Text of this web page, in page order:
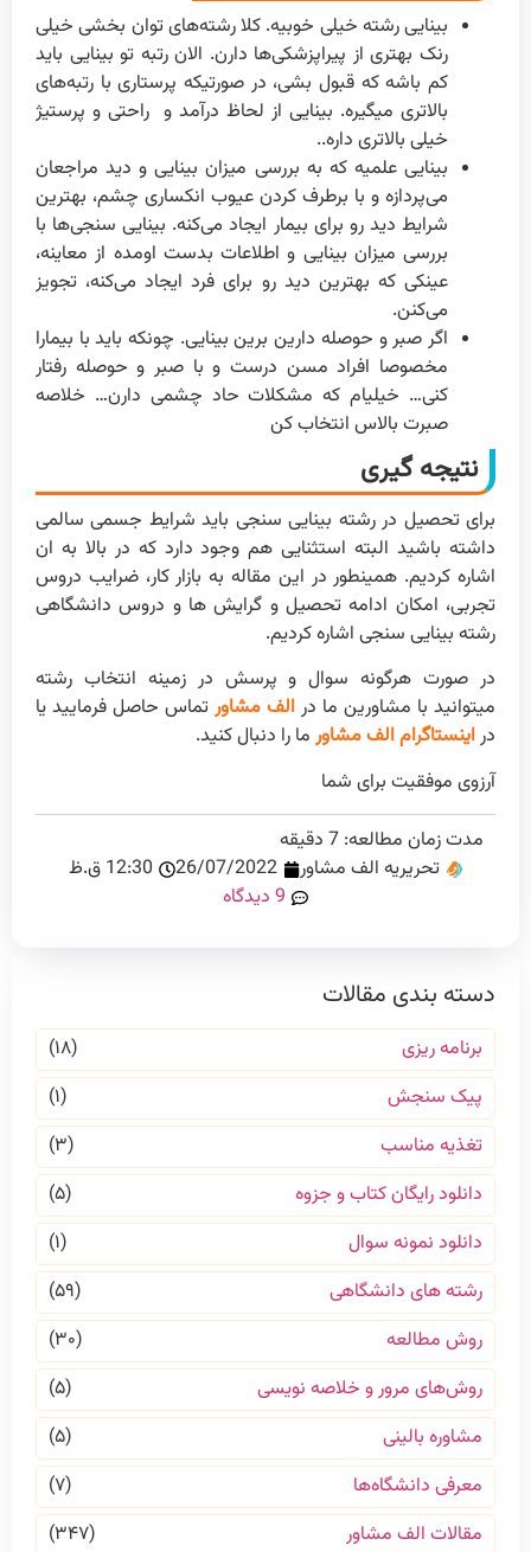
بینایی رشته خیلی خوبیه. کلا رشته‌های توان بخشی خیلی
رنک بهتری از پیراپزشکی‌ها دارن. الان رتبه تو بینایی باید
کم باشه که قبول بشی، در صورتیکه پرستاری با رتبه‌های
بالاتری میگیره. بینایی از لحاظ درآمد و راحتی و پرستیژ
خیلی بالاتری داره..
بینایی علمیه که به بررسی میزان بینایی و دید مراجعان
می‌پردازه و با برطرف کردن عیوب انکساری چشم، بهترین
شرایط دید رو برای بیمار ایجاد می‌کنه. بینایی سنجی‌ها با
بررسی میزان بینایی و اطلاعات بدست اومده از معاینه،
عینکی که بهترین دید رو برای فرد ایجاد می‌کنه، تجویز
می‌کنن.
اگر صبر و حوصله دارین برین بینایی. چونکه باید با بیمارا
مخصوصا افراد مسن درست و با صبر و حوصله رفتار
کنی… خیلیام که مشکلات حاد چشمی دارن… خلاصه
صبرت بالاس انتخاب کن
نتیجه گیری
برای تحصیل در رشته بینایی سنجی باید شرایط جسمی سالمی
داشته باشید البته استثنایی هم وجود دارد که در بالا به ان
اشاره کردیم. همینطور در این مقاله به بازار کار، ضرایب دروس
تجربی، امکان ادامه تحصیل و گرایش ها و دروس دانشگاهی
رشته بینایی سنجی اشاره کردیم.
در صورت هرگونه سوال و پرسش در زمینه انتخاب رشته
میتوانید با مشاورین ما در الف مشاور تماس حاصل فرمایید یا
دراینستاگرام الف مشاور ما را دنبال کنید.
آرزوی موفقیت برای شما
مدت زمان مطالعه: 7 دقیقه
تحریریه الف مشاور
26/07/2022
12:30 ق.ظ
9 دیدگاه
دسته بندی مقالات
برنامه ریزی
(۱۸)
پیک سنجش
(۱)
تغذیه مناسب
(۳)
دانلود رایگان کتاب و جزوه
(۵)
دانلود نمونه سوال
(۱)
رشته های دانشگاهی
(۵۹)
روش مطالعه
(۳۰)
روش‌های مرور و خلاصه نویسی
(۵)
مشاوره بالینی
(۵)
معرفی دانشگاه‌ها
(۷)
مقالات الف مشاور
(۳۴۷)